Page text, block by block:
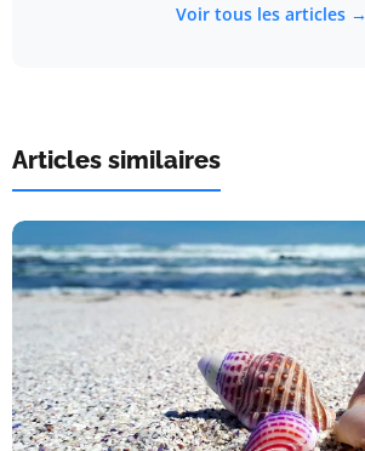
Voir tous les articles →
Articles similaires